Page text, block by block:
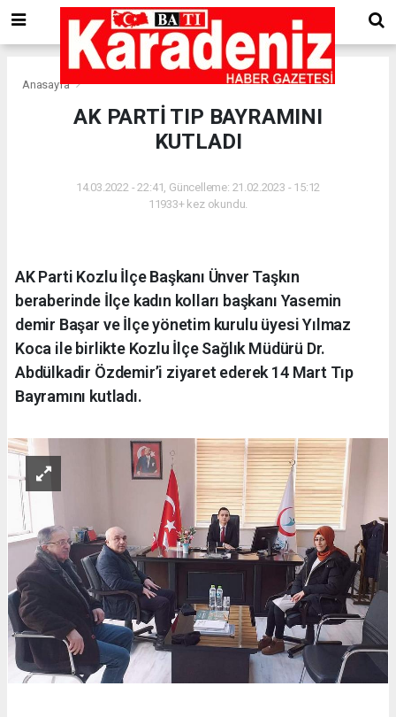
Anasayfa
AK PARTİ TIP BAYRAMINI
KUTLADI
14.03.2022 - 22:41, Güncelleme: 21.02.2023 - 15:12
11933+ kez okundu.
AK Parti Kozlu İlçe Başkanı Ünver Taşkın
beraberinde İlçe kadın kolları başkanı Yasemin
demir Başar ve İlçe yönetim kurulu üyesi Yılmaz
Koca ile birlikte Kozlu İlçe Sağlık Müdürü Dr.
Abdülkadir Özdemir’i ziyaret ederek 14 Mart Tıp
Bayramını kutladı.